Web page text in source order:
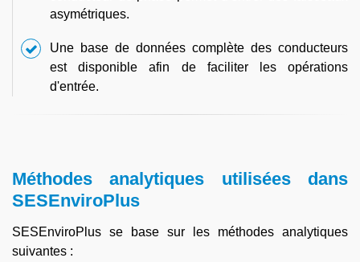
asymétriques.
Une base de données complète des conducteurs
est disponible afin de faciliter les opérations
d'entrée.
Méthodes analytiques utilisées dans
SESEnviroPlus
SESEnviroPlus se base sur les méthodes analytiques
suivantes :